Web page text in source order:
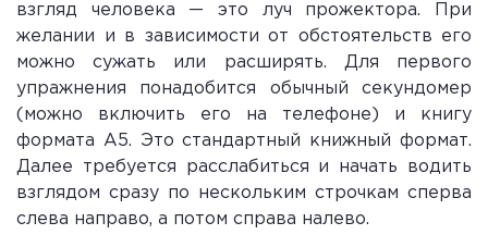
взгляд человека — это луч прожектора. При
желании и в зависимости от обстоятельств его
можно сужать или расширять. Для первого
упражнения понадобится обычный секундомер
(можно включить его на телефоне) и книгу
формата А5. Это стандартный книжный формат.
Далее требуется расслабиться и начать водить
взглядом сразу по нескольким строчкам сперва
слева направо, а потом справа налево.